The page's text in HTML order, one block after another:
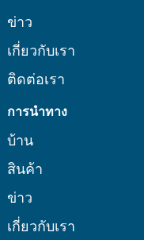
ข่าว
เกี่ยวกับเรา
ติดต่อเรา
การนำทาง
บ้าน
สินค้า
ข่าว
เกี่ยวกับเรา